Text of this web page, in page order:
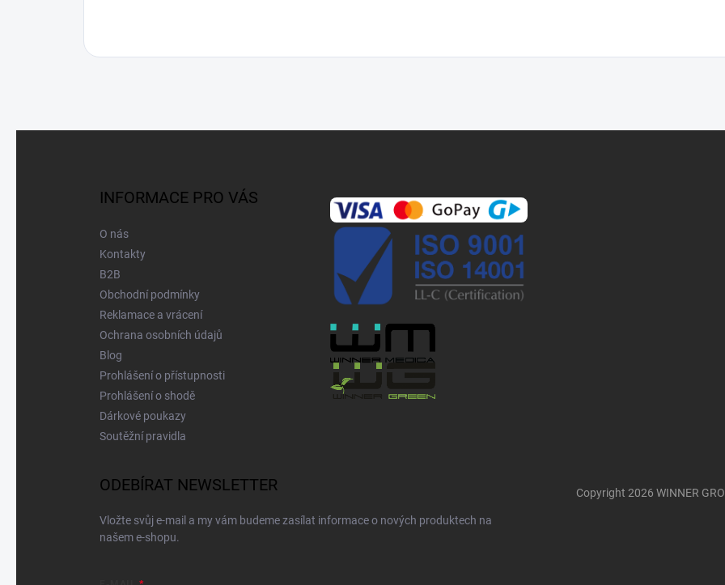
INFORMACE PRO VÁS
O nás
Kontakty
B2B
Obchodní podmínky
Reklamace a vrácení
Ochrana osobních údajů
Blog
Prohlášení o přístupnosti
Prohlášení o shodě
Dárkové poukazy
Soutěžní pravidla
ODEBÍRAT NEWSLETTER
Vložte svůj e-mail a my vám budeme zasílat informace o nových produktech na
našem e-shopu.
Copyright 2026 WINNER